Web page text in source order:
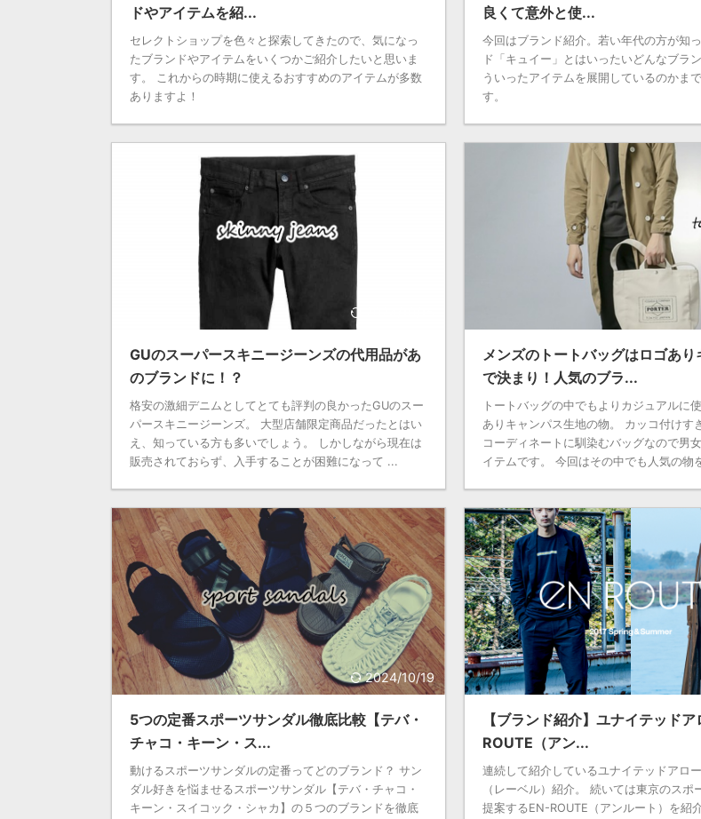
ドやアイテムを紹...
セレクトショップを色々と探索してきたので、気になっ
たブランドやアイテムをいくつかご紹介したいと思いま
す。 これからの時期に使えるおすすめのアイテムが多数
ありますよ！
良くて意外と使...
今回はブランド紹介。若い年代の方が知
ド「キュイー」とはいったいどんなブラ
ういったアイテムを展開しているのかま
す。
GUのスーパースキニージーンズの代用品があ
のブランドに！？
格安の激細デニムとしてとても評判の良かったGUのスー
パースキニージーンズ。 大型店舗限定商品だったとはい
え、知っている方も多いでしょう。 しかしながら現在は
販売されておらず、入手することが困難になって ...
メンズのトートバッグはロゴあり
で決まり！人気のブラ...
トートバッグの中でもよりカジュアルに
ありキャンパス生地の物。 カッコ付けす
コーディネートに馴染むバッグなので男
イテムです。 今回はその中でも人気の物
2024/10/19
5つの定番スポーツサンダル徹底比較【テバ・
チャコ・キーン・ス...
動けるスポーツサンダルの定番ってどのブランド？ サン
ダル好きを悩ませるスポーツサンダル【テバ・チャコ・
キーン・スイコック・シャカ】の５つのブランドを徹底
【ブランド紹介】ユナイテッド
ROUTE（アン...
連続して紹介しているユナイテッドアロ
（レーベル）紹介。 続いては東京のスポ
提案するEN-ROUTE（アンルート）を紹